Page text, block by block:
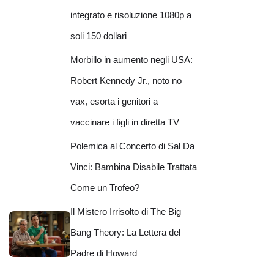
integrato e risoluzione 1080p a
soli 150 dollari
Morbillo in aumento negli USA:
Robert Kennedy Jr., noto no
vax, esorta i genitori a
vaccinare i figli in diretta TV
Polemica al Concerto di Sal Da
Vinci: Bambina Disabile Trattata
Come un Trofeo?
Il Mistero Irrisolto di The Big
Bang Theory: La Lettera del
Padre di Howard